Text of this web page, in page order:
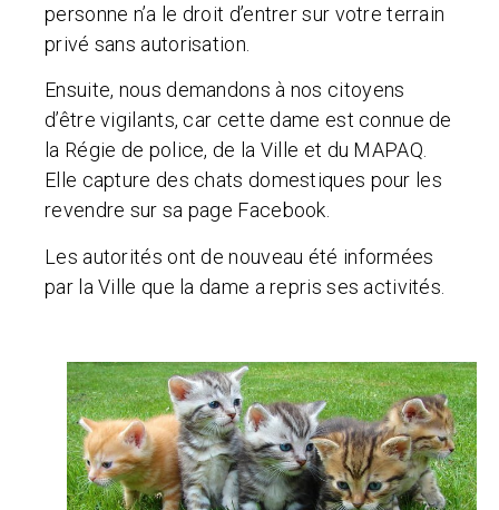
personne n’a le droit d’entrer sur votre terrain
privé sans autorisation.
Ensuite, nous demandons à nos citoyens
d’être vigilants, car cette dame est connue de
la Régie de police, de la Ville et du MAPAQ.
Elle capture des chats domestiques pour les
revendre sur sa page Facebook.
Les autorités ont de nouveau été informées
par la Ville que la dame a repris ses activités.